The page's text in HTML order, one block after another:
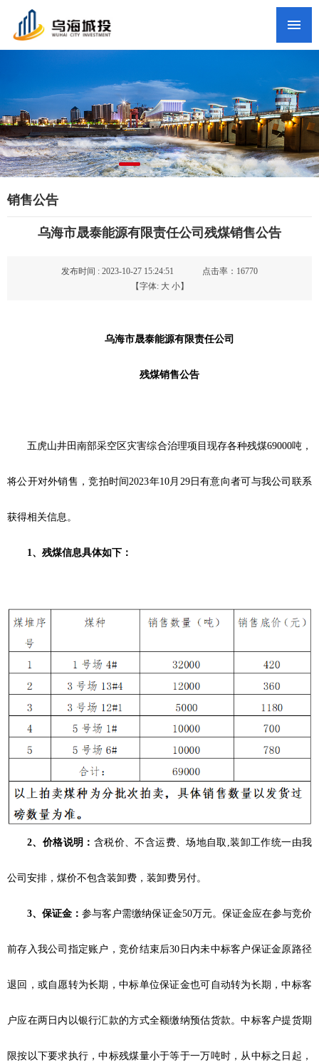
集团概况
政务公开
党群工作
纪检监察
联系我们
头条新闻
销售公告
乌海市晟泰能源有限责任公司残煤销售公告
发布时间 : 2023-10-27 15:24:51
点击率：16770
【字体: 大 小】
乌海市晟泰能源有限责任公司
残煤销售公告
五虎山井田南部采空区灾害综合治理项目现存各种残煤69000吨，
将公开对外销售，竞拍时间2023年10月29日有意向者可与我公司联系
获得相关信息。
1、残煤信息具体如下：
2、价格说明： 含税价、不含运费、场地自取,装卸工作统一由我
公司安排，煤价不包含装卸费，装卸费另付。
3、保证金：参与客户需缴纳保证金50万元。保证金应在参与竞价
前存入我公司指定账户，竞价结束后30日内未中标客户保证金原路径
退回，或自愿转为长期，中标单位保证金也可自动转为长期，中标客
户应在两日内以银行汇款的方式全额缴纳预估货款。中标客户提货期
限按以下要求执行，中标残煤量小于等于一万吨时，从中标之日起，